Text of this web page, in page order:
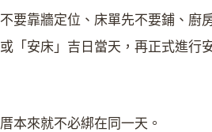
要靠牆定位、床單先不要鋪、廚
「安床」吉日當天，再正式進行
本來就不必綁在同一天。